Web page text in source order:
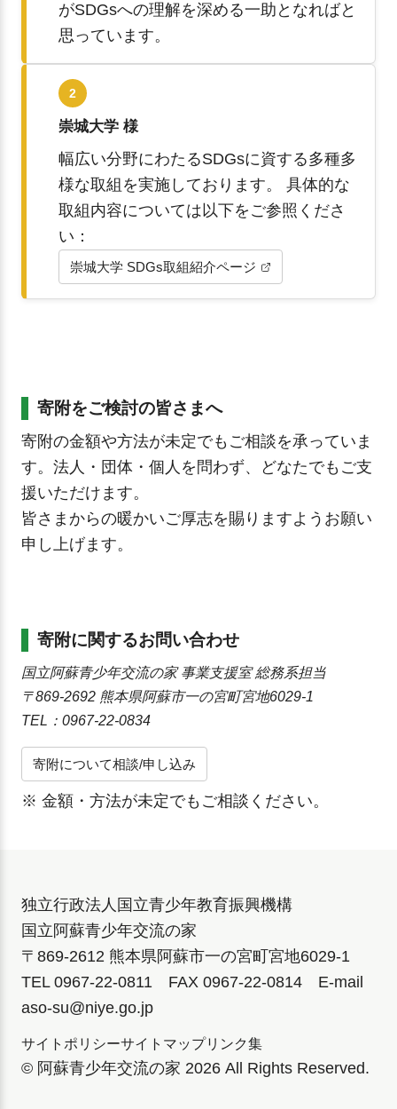
がSDGsへの理解を深める一助となればと
思っています。
2
崇城大学 様
幅広い分野にわたるSDGsに資する多種多
様な取組を実施しております。 具体的な
取組内容については以下をご参照くださ
い：
崇城大学 SDGs取組紹介ページ
寄附をご検討の皆さまへ
寄附の金額や方法が未定でもご相談を承っていま
す。法人・団体・個人を問わず、どなたでもご支
援いただけます。
皆さまからの暖かいご厚志を賜りますようお願い
申し上げます。
寄附に関するお問い合わせ
国立阿蘇青少年交流の家 事業支援室 総務系担当
〒869-2692 熊本県阿蘇市一の宮町宮地6029‑1
TEL： 0967‑22‑0834
寄附について相談/申し込み
※ 金額・方法が未定でもご相談ください。
独立行政法人国立青少年教育振興機構
国立阿蘇青少年交流の家
〒869-2612 熊本県阿蘇市一の宮町宮地6029-1
TEL 0967-22-0811 FAX 0967-22-0814 E-mail
aso-su@niye.go.jp
サイトポリシーサイトマップリンク集
© 阿蘇青少年交流の家 2026 All Rights Reserved.